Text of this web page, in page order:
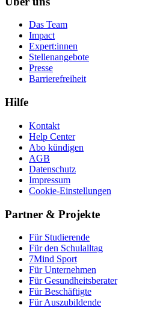
Das Team
Impact
Expert:innen
Stellenangebote
Presse
Barrierefreiheit
Hilfe
Kontakt
Help Center
Abo kündigen
AGB
Datenschutz
Impressum
Cookie-Einstellungen
Partner & Projekte
Für Stu­die­rende
Für den Schulalltag
7Mind Sport
Für Unter­neh­men
Für Gesund­heits­be­ra­ter
Für Beschäftigte
Für Auszubildende